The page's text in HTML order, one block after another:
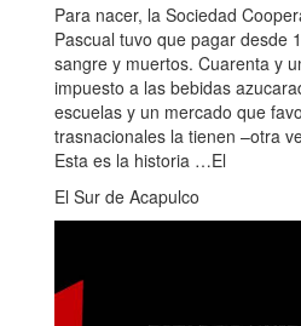
Para nacer, la Sociedad
Pascual tuvo que pagar desde
sangre y muertos. Cuarenta y
impuesto a las bebidas
escuelas y un mercado que
trasnacionales la tienen –otra
Esta es la historia …El
El Sur de Acapulco